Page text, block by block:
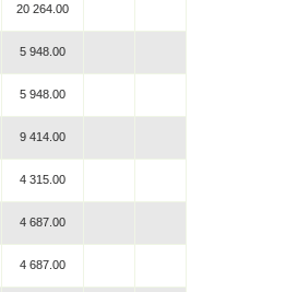
20 264.00
5 948.00
5 948.00
9 414.00
4 315.00
4 687.00
4 687.00